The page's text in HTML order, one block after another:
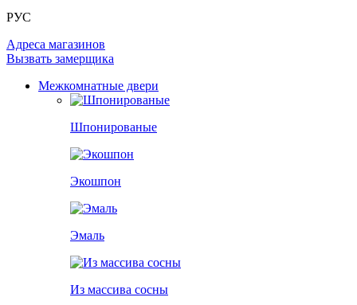
РУС
Адреса магазинов
Вызвать замерщика
Межкомнатные двери
Шпонированые
Экошпон
Эмаль
Из массива сосны